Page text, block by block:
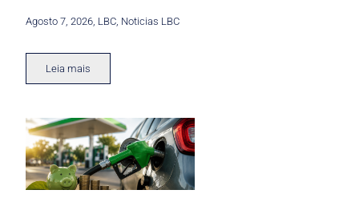
Agosto 7, 2026 LBC Noticias LBC
Leia mais